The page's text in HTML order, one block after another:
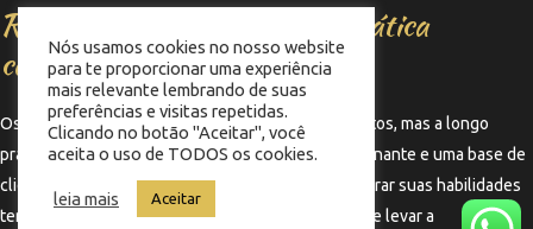
Resultados a longo prazo da prática
constante
Os resultados da prática constante não são imediatos, mas a longo
prazo, eles se traduzem em um portfólio impressionante e uma base de
clientes fiel. Profissionais que se dedicam a aprimorar suas habilidades
tendem a ser reconhecidos no mercado, o que pode levar a
Nós usamos cookies no nosso website
para te proporcionar uma experiência
mais relevante lembrando de suas
preferências e visitas repetidas.
Clicando no botão "Aceitar", você
aceita o uso de TODOS os cookies.
leia mais Aceitar